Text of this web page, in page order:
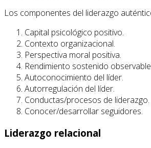
Los componentes del liderazgo
Capital psicológico positivo.
Contexto organizacional.
Perspectiva moral positiva.
Rendimiento sostenido
Autoconocimiento del líder.
Autorregulación del líder.
Conductas/procesos de liderazgo.
Conocer/desarrollar seguidores.
Liderazgo relacional